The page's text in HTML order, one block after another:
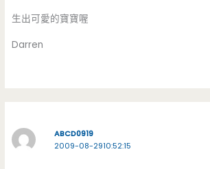
生出可愛的寶寶喔
Darren
ABCD0919
2009-08-2910:52:15